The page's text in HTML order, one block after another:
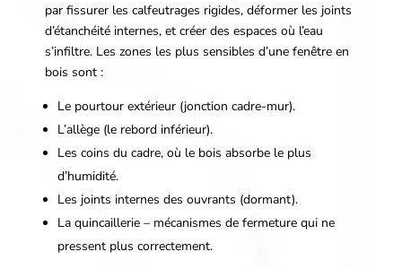
par fissurer les calfeutrages rigides, déformer les joints
d’étanchéité internes, et créer des espaces où l’eau
s’infiltre. Les zones les plus sensibles d’une fenêtre en
bois sont :
Le pourtour extérieur (jonction cadre-mur).
L’allège (le rebord inférieur).
Les coins du cadre, où le bois absorbe le plus
d’humidité.
Les joints internes des ouvrants (dormant).
La quincaillerie – mécanismes de fermeture qui ne
pressent plus correctement.